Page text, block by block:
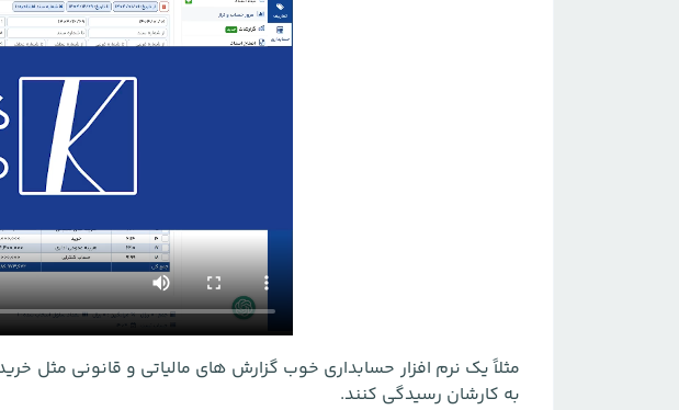
مثلاً یک نرم افزار حسابداری خوب گزارش های مالیاتی و قانونی مثل
به کارشان رسیدگی کنند.